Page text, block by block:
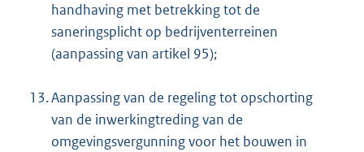
handhaving met betrekking tot de
saneringsplicht op bedrijventerreinen
(aanpassing van artikel 95);
13.Aanpassing van de regeling tot opschorting
van de inwerkingtreding van de
omgevingsvergunning voor het bouwen in